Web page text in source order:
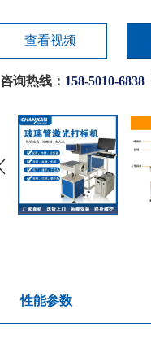
查看视频
咨询热线： 158-5010-6838
性能参数